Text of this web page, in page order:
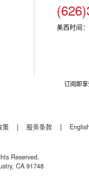
美西时间：
订阅即
策 | 服务条款 |
Reserved.
CA 91748